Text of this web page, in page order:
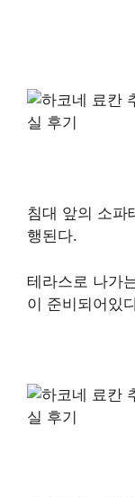
침대 앞의 소파
행된다.
테라스로 나가
이 준비되어있